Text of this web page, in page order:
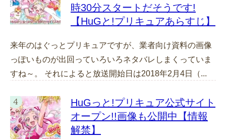
時30分スタートだそうです!
【HuGと!プリキュアあらすじ】
来年のはぐっとプリキュアですが、業者向け資料の画像
っぽいものが出回っていろいろネタバレしまくっていま
すね～。 それによると放送開始日は2018年2月4日（...
HuGっと!プリキュア公式サイト
オープン!!画像も公開中【情報
解禁】